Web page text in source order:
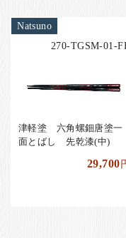
Natsuno
270-TGSM-01-
津軽塗 六角螺鈿唐塗一
面とばし 先乾漆(中)
29,700